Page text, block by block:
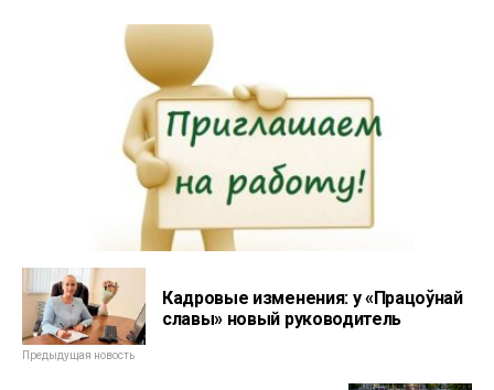
Кадровые изменения: у «Працоўнай
славы» новый руководитель
Предыдущая новость